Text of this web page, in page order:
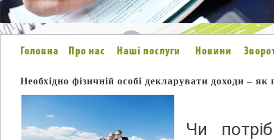
Головна Про нас Наші послуги Новини
Необхідно фізичній особі декларувати доходи – як
Чи